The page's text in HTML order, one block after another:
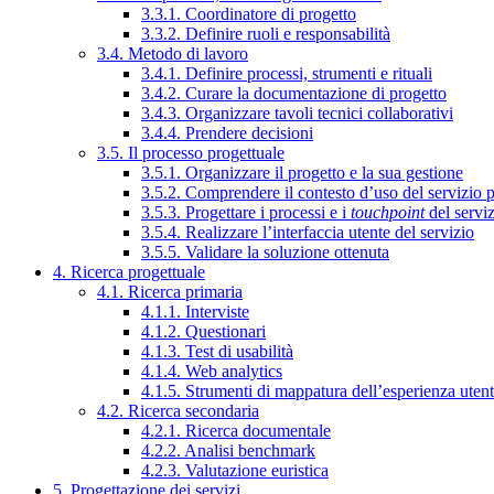
3.3.1. Coordinatore di progetto
3.3.2. Definire ruoli e responsabilità
3.4. Metodo di lavoro
3.4.1. Definire processi, strumenti e rituali
3.4.2. Curare la documentazione di progetto
3.4.3. Organizzare tavoli tecnici collaborativi
3.4.4. Prendere decisioni
3.5. Il processo progettuale
3.5.1. Organizzare il progetto e la sua gestione
3.5.2. Comprendere il contesto d’uso del servizio
3.5.3. Progettare i processi e i touchpointdel
3.5.4. Realizzare l’interfaccia utente del servizio
3.5.5. Validare la soluzione ottenuta
4. Ricerca progettuale
4.1. Ricerca primaria
4.1.1. Interviste
4.1.2. Questionari
4.1.3. Test di usabilità
4.1.4. Web analytics
4.1.5. Strumenti di mappatura dell’esperienza
4.2. Ricerca secondaria
4.2.1. Ricerca documentale
4.2.2. Analisi benchmark
4.2.3. Valutazione euristica
5. Progettazione dei servizi